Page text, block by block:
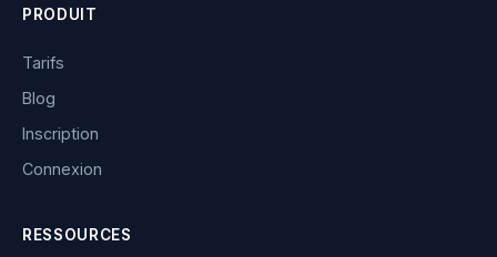
PRODUIT
Tarifs
Blog
Inscription
Connexion
RESSOURCES